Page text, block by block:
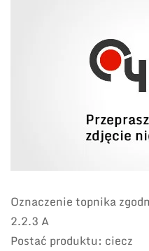
Oznaczenie topnika
2.2.3 A
Postać produktu: ciecz